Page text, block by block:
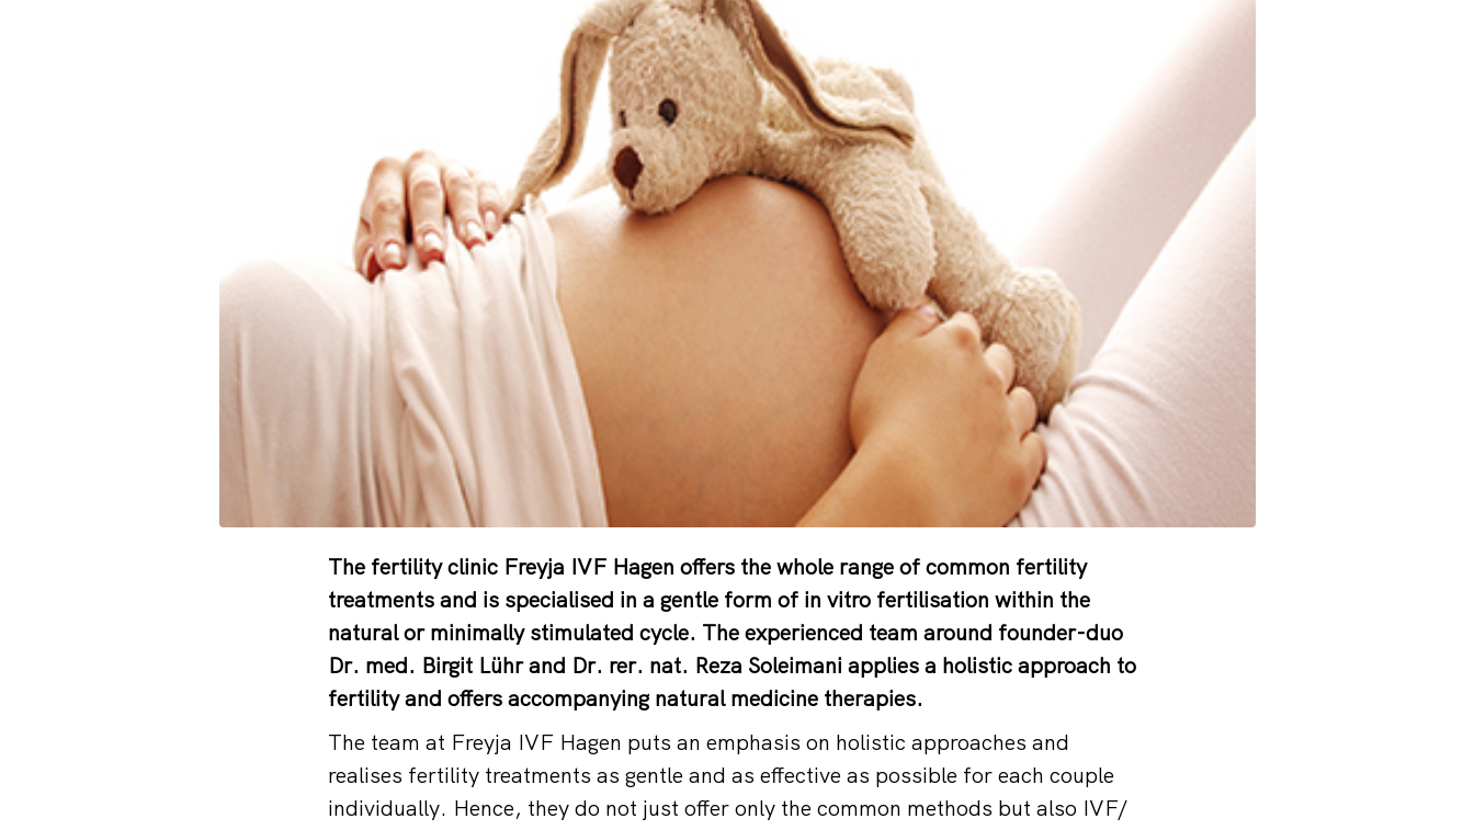
The fertility clinic Freyja IVF Hagen offers the whole range of common fertility
treatments and is specialised in a gentle form of in vitro fertilisation within the
natural or minimally stimulated cycle. The experienced team around founder-duo
Dr. med. Birgit Lühr and Dr. rer. nat. Reza Soleimani applies a holistic approach to
fertility and offers accompanying natural medicine therapies.
The team at Freyja IVF Hagen puts an emphasis on holistic approaches and
realises fertility treatments as gentle and as effective as possible for each couple
individually. Hence, they do not just offer only the common methods but also IVF/